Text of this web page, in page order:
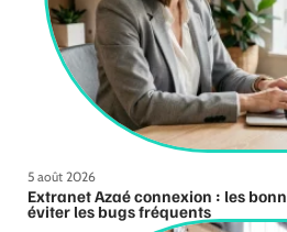
5 août 2026
Extranet Azaé connexion : les
éviter les bugs fréquents